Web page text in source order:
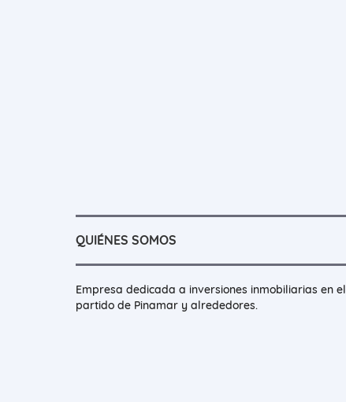
QUIÉNES SOMOS
Empresa dedicada a inversiones inmobiliarias en el
partido de Pinamar y alrededores.